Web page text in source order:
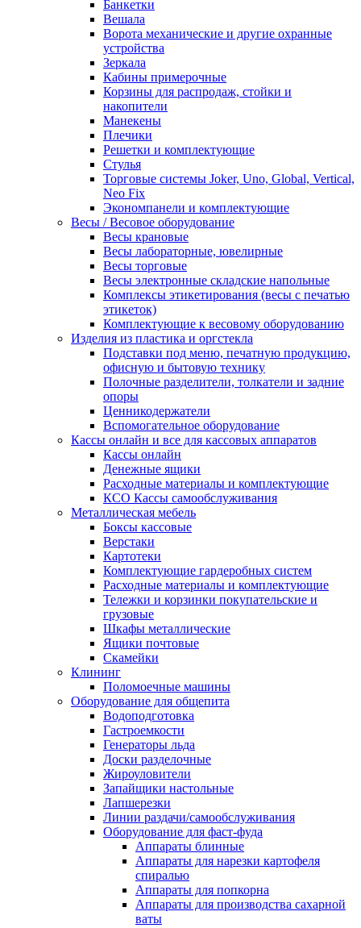
Банкетки
Вешала
Ворота механические и другие охранные
устройства
Зеркала
Кабины примерочные
Корзины для распродаж, стойки и
накопители
Манекены
Плечики
Решетки и комплектующие
Стулья
Торговые системы Joker, Uno, Global, Vertical,
Neo Fix
Экономпанели и комплектующие
Весы / Весовое оборудование
Весы крановые
Весы лабораторные, ювелирные
Весы торговые
Весы электронные складские напольные
Комплексы этикетирования (весы с печатью
этикеток)
Комплектующие к весовому оборудованию
Изделия из пластика и оргстекла
Подставки под меню, печатную продукцию,
офисную и бытовую технику
Полочные разделители, толкатели и задние
опоры
Ценникодержатели
Вспомогательное оборудование
Кассы онлайн и все для кассовых аппаратов
Кассы онлайн
Денежные ящики
Расходные материалы и комплектующие
КСО Кассы самообслуживания
Металлическая мебель
Боксы кассовые
Верстаки
Картотеки
Комплектующие гардеробных систем
Расходные материалы и комплектующие
Тележки и корзинки покупательские и
грузовые
Шкафы металлические
Ящики почтовые
Скамейки
Клининг
Поломоечные машины
Оборудование для общепита
Водоподготовка
Гастроемкости
Генераторы льда
Доски разделочные
Жироуловители
Запайщики настольные
Лапшерезки
Линии раздачи/самообслуживания
Оборудование для фаст-фуда
Аппараты блинные
Аппараты для нарезки картофеля
спиралью
Аппараты для попкорна
Аппараты для производства сахарной
ваты